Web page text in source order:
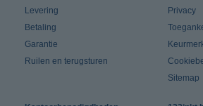
Levering
Betaling
Garantie
Ruilen en terugsturen
Privacy
Sitemap